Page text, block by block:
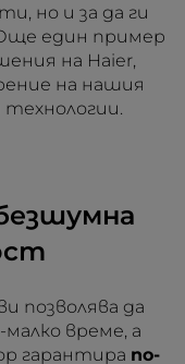
но и за да ги
един пример
на Haier,
на нашия
позволява да
малко време, а
гарантира по-